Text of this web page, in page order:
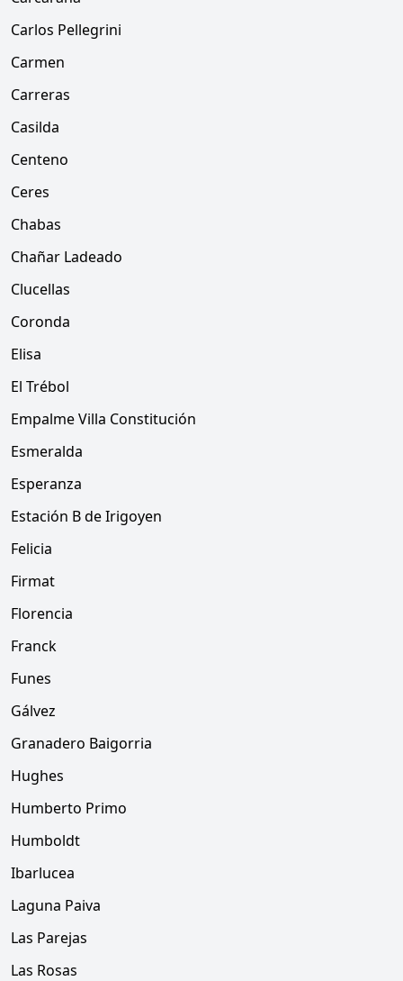
Carlos Pellegrini
Carmen
Carreras
Casilda
Centeno
Ceres
Chabas
Chañar Ladeado
Clucellas
Coronda
Elisa
El Trébol
Empalme Villa Constitución
Esmeralda
Esperanza
Estación B de Irigoyen
Felicia
Firmat
Florencia
Franck
Funes
Gálvez
Granadero Baigorria
Hughes
Humberto Primo
Humboldt
Ibarlucea
Laguna Paiva
Las Parejas
Las Rosas